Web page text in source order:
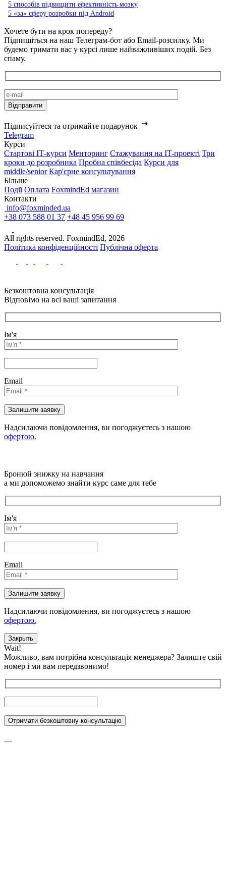
5 способів підвищити ефективність мозку
5 «за» сферу розробки під Android
Хочете бути на крок попереду?
Підпишіться на наш Телеграм-бот або Email-розсилку. Ми
будемо тримати вас у курсі лише найважливіших подій. Без
спаму.
Підписуйтеся та отримайте подарунок
Telegram
Курси
Стартові IТ-курси Менторинг Стажування на IT-проекті Три
кроки до розробника Пробна співбесіда Курси для
middle/senior Кар'єрне консультування
Більше
Події Оплата FoxmindEd магазин
Контакти
info@foxminded.ua
+38 073 588 01 37 +48 45 956 99 69
All rights reserved. FoxmindEd, 2026
Політика конфіденційності Публічна оферта
Безкоштовна консультація
Відповімо на всі ваші запитання
Ім'я
Email
Надсилаючи повідомлення, ви погоджуєтесь з нашою
офертою.
Бронюй знижку на навчання
а ми допоможемо знайти курс саме для тебе
Ім'я
Email
Надсилаючи повідомлення, ви погоджуєтесь з нашою
офертою.
Закрыть
Wait!
Можливо, вам потрібна консультація менеджера? Залиште свій
номер і ми вам передзвонимо!